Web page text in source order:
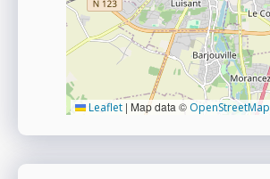
Leaflet | Map data © OpenStreetMap